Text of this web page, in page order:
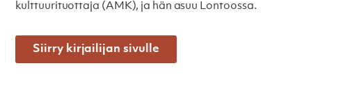
kulttuurituottaja (AMK), ja hän asuu Lontoossa.
Siirry kirjailijan sivulle